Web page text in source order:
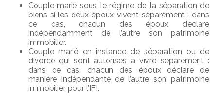
Couple marié sous le régime de la séparation de
biens si les deux époux vivent séparément : dans
ce cas, chacun des époux déclare
indépendamment de l’autre son patrimoine
immobilier.
Couple marié en instance de séparation ou de
divorce qui sont autorisés à vivre séparément :
dans ce cas, chacun des époux déclare de
manière indépendante de l’autre son patrimoine
immobilier pour l’IFI.